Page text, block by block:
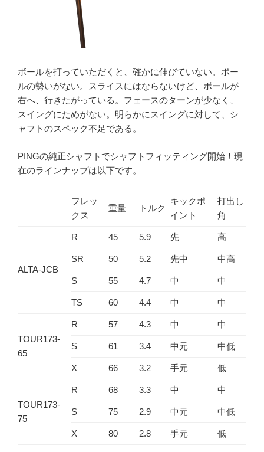
ボールを打っていただくと、確かに伸びていない。ボー
ルの勢いがない。スライスにはならないけど、ボールが
右へ、行きたがっている。フェースのターンが少なく、
スイングにためがない。明らかにスイングに対して、シ
ャフトのスペック不足である。
PINGの純正シャフトでシャフトフィッティング開始！現
在のラインナップは以下です。
フレッ
クス
重量 トルク
キックポ
イント
打出し
角
ALTA-JCB
R 45 5.9 先 高
SR 50 5.2 先中 中高
S 55 4.7 中 中
TS 60 4.4 中 中
TOUR173-
65
R 57 4.3 中 中
S 61 3.4 中元 中低
X 66 3.2 手元 低
TOUR173-
75
R 68 3.3 中 中
S 75 2.9 中元 中低
X 80 2.8 手元 低